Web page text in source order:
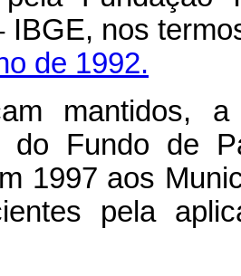
IBGE, nos
de 1992.
mantidos,
do Fundo de
1997 aos
pela